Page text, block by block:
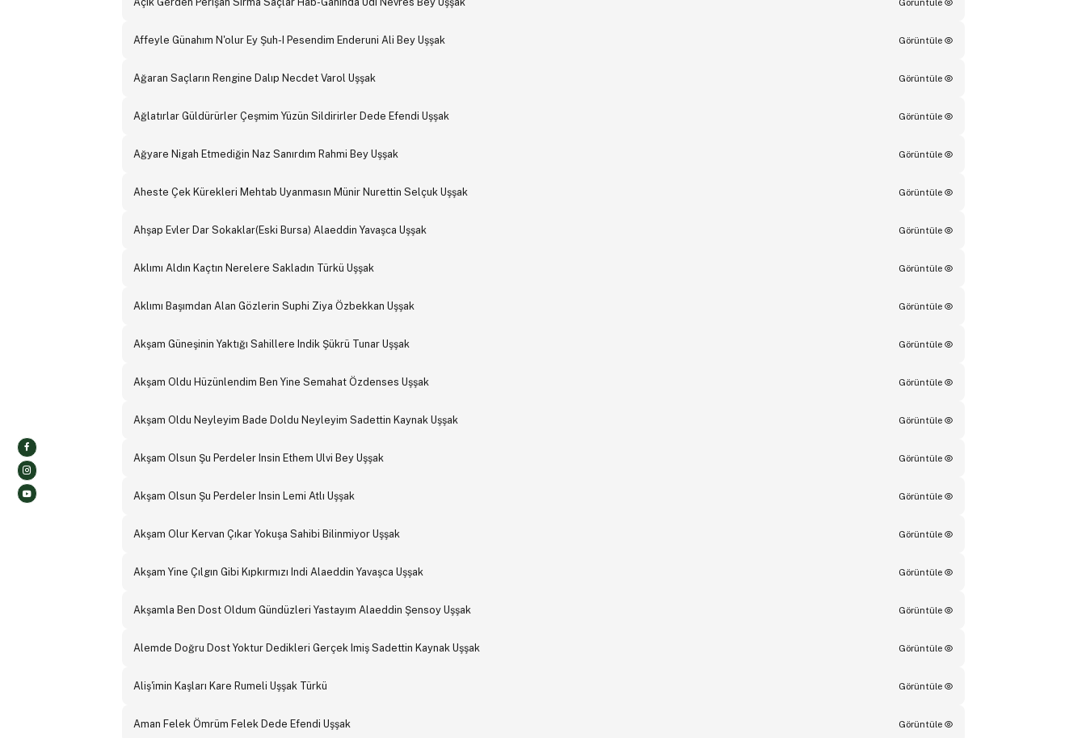
Affeyle Günahım N'olur Ey Şuh-I Pesendim Enderuni Ali Bey Uşşak Görüntüle
Ağaran Saçların Rengine Dalıp Necdet Varol Uşşak Görüntüle
Ağlatırlar Güldürürler Çeşmim Yüzün Sildirirler Dede Efendi Uşşak Görüntüle
Ağyare Nigah Etmediğin Naz Sanırdım Rahmi Bey Uşşak Görüntüle
Aheste Çek Kürekleri Mehtab Uyanmasın Münir Nurettin Selçuk Uşşak Görüntüle
Ahşap Evler Dar Sokaklar(Eski Bursa) Alaeddin Yavaşca Uşşak Görüntüle
Aklımı Aldın Kaçtın Nerelere Sakladın Türkü Uşşak Görüntüle
Aklımı Başımdan Alan Gözlerin Suphi Ziya Özbekkan Uşşak Görüntüle
Akşam Güneşinin Yaktığı Sahillere Indik Şükrü Tunar Uşşak Görüntüle
Akşam Oldu Hüzünlendim Ben Yine Semahat Özdenses Uşşak Görüntüle
Akşam Oldu Neyleyim Bade Doldu Neyleyim Sadettin Kaynak Uşşak Görüntüle
Akşam Olsun Şu Perdeler Insin Ethem Ulvi Bey Uşşak Görüntüle
Akşam Olsun Şu Perdeler Insin Lemi Atlı Uşşak Görüntüle
Akşam Olur Kervan Çıkar Yokuşa Sahibi Bilinmiyor Uşşak Görüntüle
Akşam Yine Çılgın Gibi Kıpkırmızı Indi Alaeddin Yavaşca Uşşak Görüntüle
Akşamla Ben Dost Oldum Gündüzleri Yastayım Alaeddin Şensoy Uşşak Görüntüle
Alemde Doğru Dost Yoktur Dedikleri Gerçek Imiş Sadettin Kaynak Uşşak Görüntüle
Aliş'imin Kaşları Kare Rumeli Uşşak Türkü Görüntüle
Aman Felek Ömrüm Felek Dede Efendi Uşşak Görüntüle